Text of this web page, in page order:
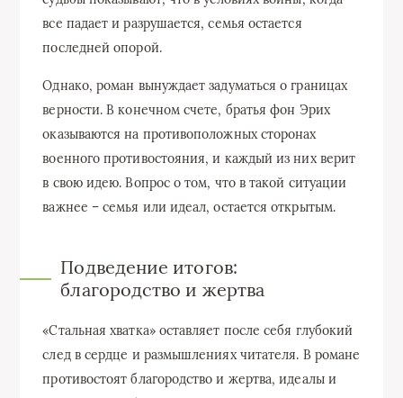
все падает и разрушается, семья остается
последней опорой.
Однако, роман вынуждает задуматься о границах
верности. В конечном счете, братья фон Эрих
оказываются на противоположных сторонах
военного противостояния, и каждый из них верит
в свою идею. Вопрос о том, что в такой ситуации
важнее – семья или идеал, остается открытым.
Подведение итогов:
благородство и жертва
«Стальная хватка» оставляет после себя глубокий
след в сердце и размышлениях читателя. В романе
противостоят благородство и жертва, идеалы и